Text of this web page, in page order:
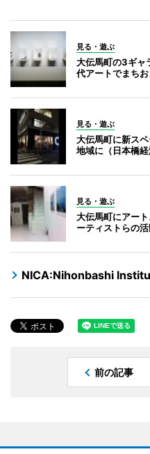
見る・遊ぶ
大伝馬町の3ギャ
代アートでまちお
見る・遊ぶ
大伝馬町に新ス
地域に（日本橋経
見る・遊ぶ
大伝馬町にアー
ーティストらの
NICA:Nihonbashi
前の記事